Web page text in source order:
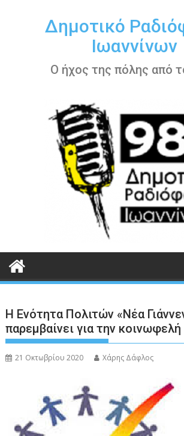
περιεχόμενοΔημοτικό
Ιωαννίνων
Ο ήχος της πόλης από
Η Ενότητα Πολιτών «Νέα
παρεμβαίνει για την
21 Οκτωβρίου 2020 Χάρης Δάφλος